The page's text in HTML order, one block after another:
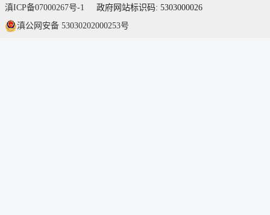
滇ICP备07000267号-1
政府网站标识码: 5303000026
滇公网安备 53030202000253号